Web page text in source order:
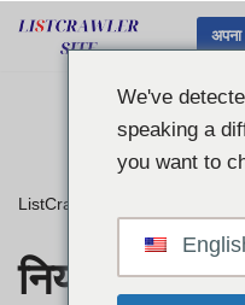
के
ListCrawler
नियम और शर्तें
We've
speaking a
you want to